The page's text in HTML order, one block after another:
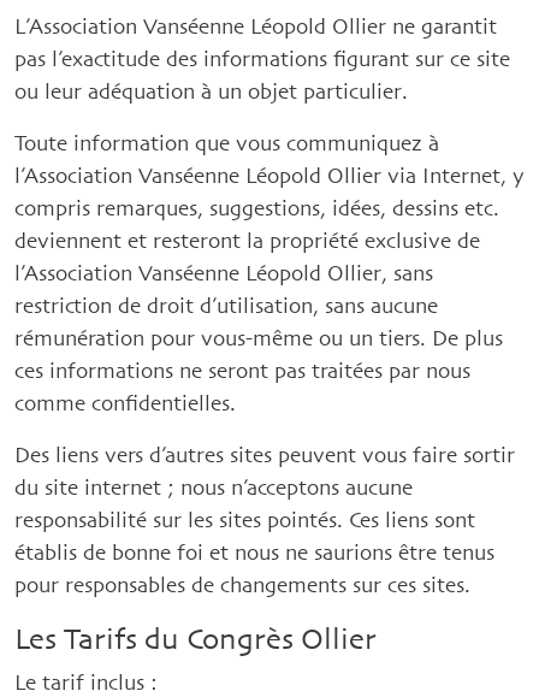
L’Association Vanséenne Léopold Ollier ne garantit
pas l’exactitude des informations figurant sur ce site
ou leur adéquation à un objet particulier.
Toute information que vous communiquez à
l’Association Vanséenne Léopold Ollier via Internet, y
compris remarques, suggestions, idées, dessins etc.
deviennent et resteront la propriété exclusive de
l’Association Vanséenne Léopold Ollier, sans
restriction de droit d’utilisation, sans aucune
rémunération pour vous-même ou un tiers. De plus
ces informations ne seront pas traitées par nous
comme confidentielles.
Des liens vers d’autres sites peuvent vous faire sortir
du site internet ; nous n’acceptons aucune
responsabilité sur les sites pointés. Ces liens sont
établis de bonne foi et nous ne saurions être tenus
pour responsables de changements sur ces sites.
Les Tarifs du Congrès Ollier
Le tarif inclus :